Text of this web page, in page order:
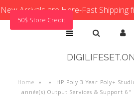
New Arrivals are Here-Fast Shipping
Home » »
HP Poly 3 Year Poly+
année(s) Output Services & Support
50$ Store Credit